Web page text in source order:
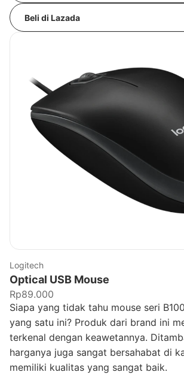
Beli di Lazada
Logitech
Optical USB Mouse
Rp89.000
Siapa yang tidak tahu mouse seri
yang satu ini? Produk dari brand ini
terkenal dengan keawetannya.
harganya juga sangat bersahabat di
memiliki kualitas yang sangat baik.